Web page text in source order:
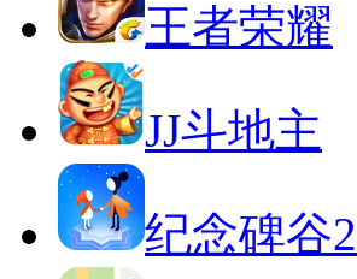
王者荣耀
JJ斗地主
纪念碑谷2